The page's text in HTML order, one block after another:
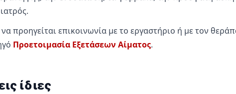
προηγείται επικοινωνία με το εργαστήριο ή με τον
Προετοιμασία Εξετάσεων Αίματος.
ίδιες